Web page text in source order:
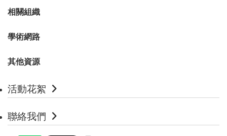
相關組織
學術網路
其他資源
活動花絮
聯絡我們